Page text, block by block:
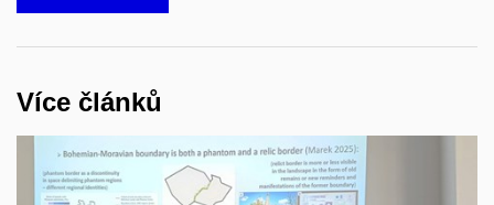
Více článků